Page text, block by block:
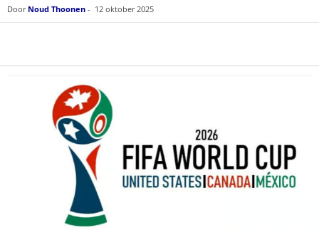
Door Noud Thoonen - 12 oktober 2025